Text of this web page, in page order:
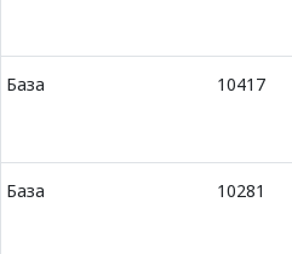
База 10417
База 10281